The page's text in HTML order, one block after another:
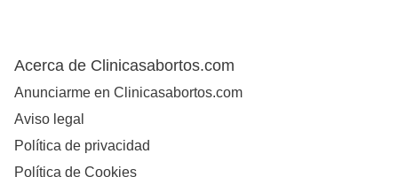
Acerca de Clinicasabortos.com
Anunciarme en Clinicasabortos.com
Aviso legal
Política de privacidad
Política de Cookies